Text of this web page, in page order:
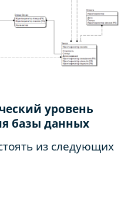
уровень
базы данных
из следующих